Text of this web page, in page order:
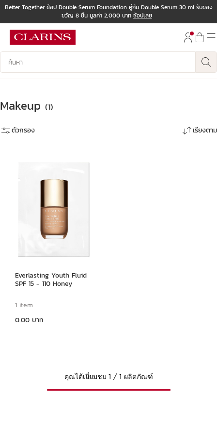
ไปที่ส่วนท้าย
Better Together ช้อป Double Serum Foundation คู่กับ Double Serum 30 ml รับของ
ขวัญ 8 ชิ้น มูลค่า 2,000 บาท ช้อปเลย
บันทึกข้อมูลค้นหา
Makeup (1)
ตัวกรอง เรียงตาม
Everlasting Youth Fluid
SPF 15 - 110 Honey
1 item
0.00 บาท
คุณได้เยี่ยมชม 1 / 1 ผลิตภัณฑ์